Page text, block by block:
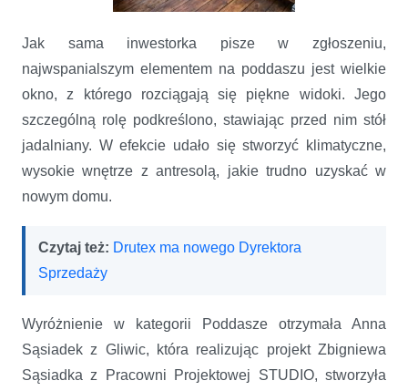
Jak sama inwestorka pisze w zgłoszeniu,
najwspanialszym elementem na poddaszu jest wielkie
okno, z którego rozciągają się piękne widoki. Jego
szczególną rolę podkreślono, stawiając przed nim stół
jadalniany. W efekcie udało się stworzyć klimatyczne,
wysokie wnętrze z antresolą, jakie trudno uzyskać w
nowym domu.
Czytaj też: Drutex ma nowego Dyrektora
Sprzedaży
Wyróżnienie w kategorii Poddasze otrzymała Anna
Sąsiadek z Gliwic, która realizując projekt Zbigniewa
Sąsiadka z Pracowni Projektowej STUDIO, stworzyła